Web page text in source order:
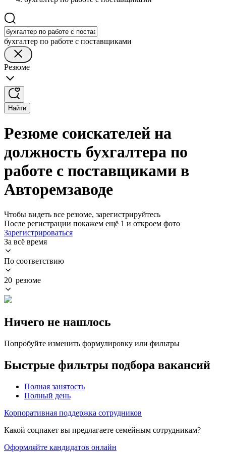
бухгалтер по работе с поставщиками
Резюме
Найти
Резюме соискателей на
должность бухгалтера по
работе с поставщиками в
Авторемзаводе
Чтобы видеть все резюме, зарегистрируйтесь
После регистрации покажем ещё 1 и откроем фото
Зарегистрироваться
За всё время
По соответствию
20 резюме
Ничего не нашлось
Попробуйте изменить формулировку или фильтры
Быстрые фильтры подбора вакансий
Полная занятость
Полный день
Корпоративная поддержка сотрудников
Какой соцпакет вы предлагаете семейным сотрудникам?
Оформляйте кандидатов онлайн